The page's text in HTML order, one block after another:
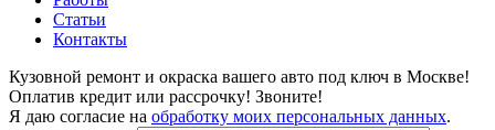
Статьи
Контакты
Кузовной ремонт и окраска вашего авто под ключ в Москве!
Оплатив кредит или рассрочку! Звоните!
Я даю согласие на обработку моих персональных данных.